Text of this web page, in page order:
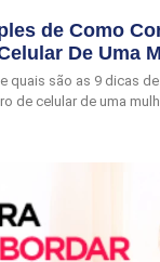
de Como
De Uma
quais são as 9 dicas
de celular de uma